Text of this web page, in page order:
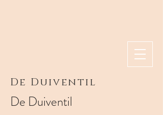
De Duiventil
De Duiventil